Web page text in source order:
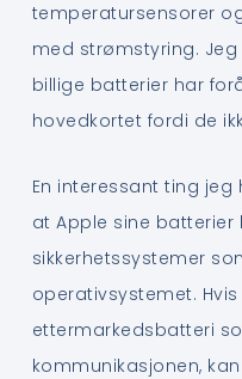
temperatursensorer
med strømstyring.
billige batterier har
hovedkortet fordi de
En interessant ting
at Apple sine batterier
sikkerhetssystemer
operativsystemet.
ettermarkedsbatteri
kommunikasjonen,